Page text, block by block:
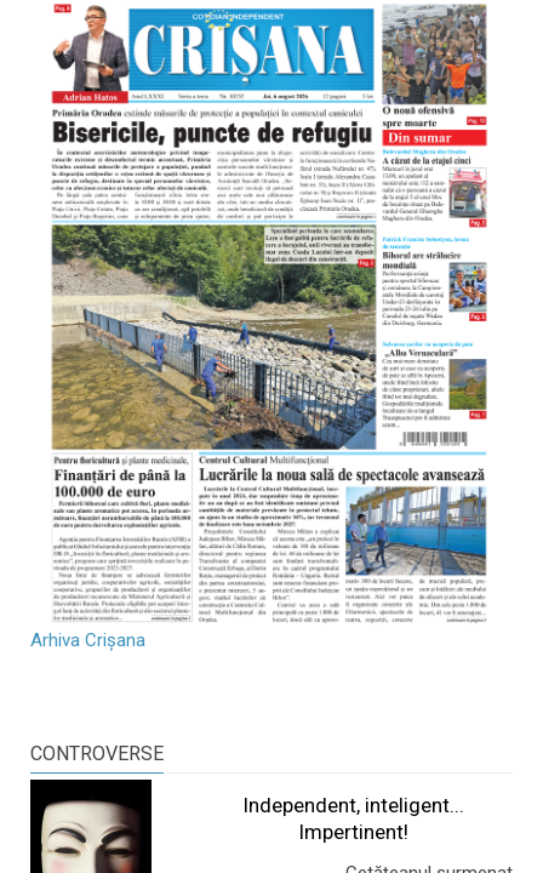
Arhiva Crișana
CONTROVERSE
Independent, inteligent...
Impertinent!